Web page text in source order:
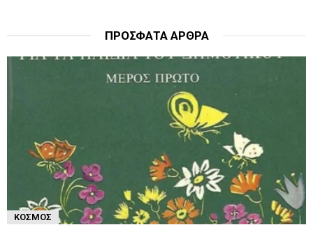
ΠΡΌΣΦΑΤΑ ΆΡΘΡΑ
ΚΌΣΜΟΣ